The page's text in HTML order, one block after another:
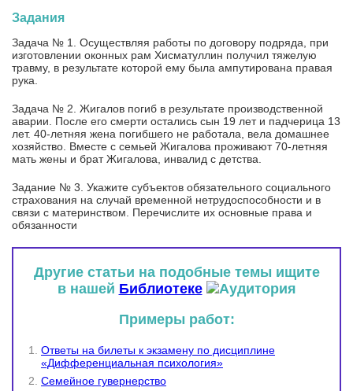
Задания
Задача № 1. Осуществляя работы по договору подряда, при
изготовлении оконных рам Хисматуллин получил тяжелую
травму, в результате которой ему была ампутирована правая
рука.
Задача № 2. Жигалов погиб в результате производственной
аварии. После его смерти остались сын 19 лет и падчерица 13
лет. 40-летняя жена погибшего не работала, вела домашнее
хозяйство. Вместе с семьей Жигалова проживают 70-летняя
мать жены и брат Жигалова, инвалид с детства.
Задание № 3. Укажите субъектов обязательного социального
страхования на случай временной нетрудоспособности и в
связи с материнством. Перечислите их основные права и
обязанности
Другие статьи на подобные темы ищите
в нашей Библиотеке
Примеры работ:
Ответы на билеты к экзамену по дисциплине
«Дифференциальная психология»
Семейное гувернерство